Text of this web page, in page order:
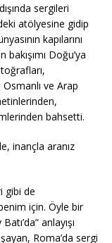
sergileri
atölyesine gidip
kapılarını
Doğu’ya
ve Arap
bahsetti.
inançla aranız
gibi de
için. Öyle bir
anlayışı
Roma’da sergi